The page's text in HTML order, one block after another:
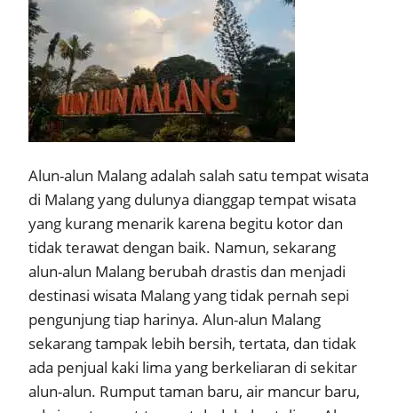
Alun-alun Malang adalah salah satu tempat wisata
di Malang yang dulunya dianggap tempat wisata
yang kurang menarik karena begitu kotor dan
tidak terawat dengan baik. Namun, sekarang
alun-alun Malang berubah drastis dan menjadi
destinasi wisata Malang yang tidak pernah sepi
pengunjung tiap harinya. Alun-alun Malang
sekarang tampak lebih bersih, tertata, dan tidak
ada penjual kaki lima yang berkeliaran di sekitar
alun-alun. Rumput taman baru, air mancur baru,